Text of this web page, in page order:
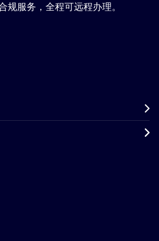
规服务，全程可远程办理。